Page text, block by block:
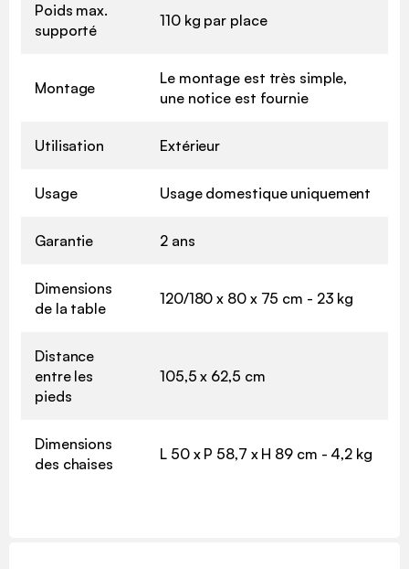
Poids max.
supporté
110 kg par place
Montage
Le montage est très simple,
une notice est fournie
Utilisation Extérieur
Usage Usage domestique uniquement
Garantie 2 ans
Dimensions
de la table
120/180 x 80 x 75 cm - 23 kg
Distance
entre les
pieds
105,5 x 62,5 cm
Dimensions
des chaises
L 50 x P 58,7 x H 89 cm - 4,2 kg